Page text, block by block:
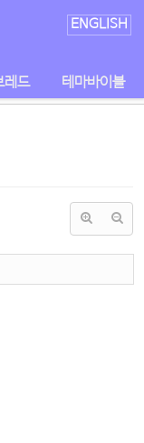
ENGLISH
레드 테마바이블